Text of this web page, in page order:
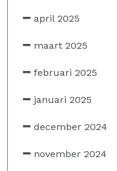
april 2025
maart 2025
februari 2025
januari 2025
december 2024
november 2024